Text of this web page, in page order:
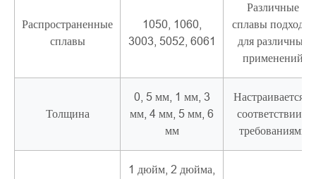
Распространенные
сплавы
1050, 1060,
3003, 5052, 6061
Различные
сплавы подходят
для различных
применений
Толщина
0, 5 мм, 1 мм, 3
мм, 4 мм, 5 мм, 6
мм
Настраивается в
соответствии с
требованиями
1 дюйм, 2 дюйма,